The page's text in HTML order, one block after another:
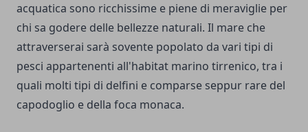
acquatica sono ricchissime e piene di meraviglie per
chi sa godere delle bellezze naturali. Il mare che
attraverserai sarà sovente popolato da vari tipi di
pesci appartenenti all'habitat marino tirrenico, tra i
quali molti tipi di delfini e comparse seppur rare del
capodoglio e della foca monaca.